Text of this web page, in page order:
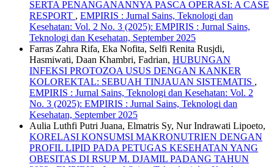
SERTA PENANGANANNYA PASCA OPERASI: A CASE
RESPORT , EMPIRIS : Jurnal Sains, Teknologi dan
Kesehatan: Vol. 2 No. 3 (2025): EMPIRIS : Jurnal Sains,
Teknologi dan Kesehatan, September 2025
Farras Zahra Rifa, Eka Nofita, Selfi Renita Rusjdi,
Hasmiwati, Daan Khambri, Fadrian, HUBUNGAN
INFEKSI PROTOZOA USUS DENGAN KANKER
KOLOREKTAL: SEBUAH TINJAUAN SISTEMATIS ,
EMPIRIS : Jurnal Sains, Teknologi dan Kesehatan: Vol. 2
No. 3 (2025): EMPIRIS : Jurnal Sains, Teknologi dan
Kesehatan, September 2025
Aulia Luthfi Putri Juana, Elmatris Sy, Nur Indrawati Lipoeto,
KORELASI KONSUMSI MAKRONUTRIEN DENGAN
PROFIL LIPID PADA PETUGAS KESEHATAN YANG
OBESITAS DI RSUP M. DJAMIL PADANG TAHUN